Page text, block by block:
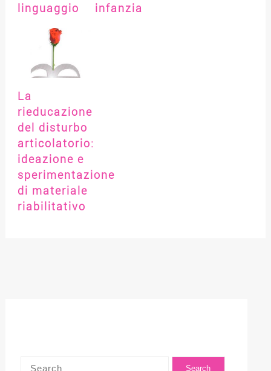
linguaggio
infanzia
La
rieducazione
del disturbo
articolatorio:
ideazione e
sperimentazione
di materiale
riabilitativo